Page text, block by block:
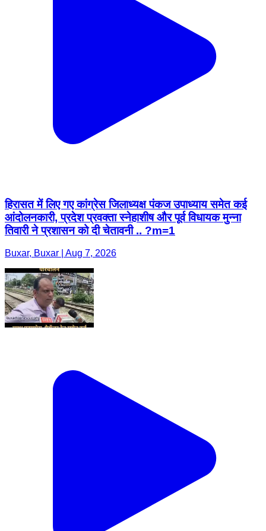
हिरासत में लिए गए कांग्रेस जिलाध्यक्ष पंकज उपाध्याय समेत कई
आंदोलनकारी, प्रदेश प्रवक्ता स्नेहाशीष और पूर्व विधायक मुन्ना
तिवारी ने प्रशासन को दी चेतावनी .. ?m=1
Buxar, Buxar | Aug 7, 2026